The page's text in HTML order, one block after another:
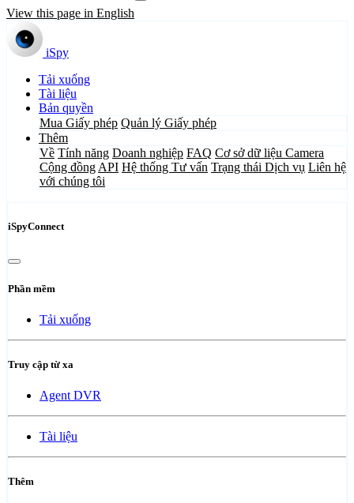
View this page in English
iSpy
Tải xuống
Tài liệu
Bản quyền
Mua Giấy phép Quản lý Giấy phép
Thêm
Về Tính năng Doanh nghiệp FAQ Cơ sở dữ liệu Camera
Cộng đồng API Hệ thống Tư vấn Trạng thái Dịch vụ Liên hệ
với chúng tôi
iSpyConnect
Phần mềm
Tải xuống
Truy cập từ xa
Agent DVR
Tài liệu
Thêm